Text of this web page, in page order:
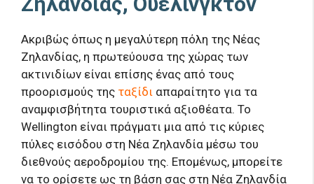
Ακριβώς όπως η μεγαλύτερη πόλη της Νέας
Ζηλανδίας, η πρωτεύουσα της χώρας των
ακτινιδίων είναι επίσης ένας από τους
προορισμούς της ταξίδι απαραίτητο για τα
αναμφισβήτητα τουριστικά αξιοθέατα. Το
Wellington είναι πράγματι μια από τις κύριες
πύλες εισόδου στη Νέα Ζηλανδία μέσω του
διεθνούς αεροδρομίου της. Επομένως, μπορείτε
να το ορίσετε ως τη βάση σας στη Νέα Ζηλανδία